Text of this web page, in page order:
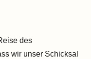
des
wir unser Schicksal